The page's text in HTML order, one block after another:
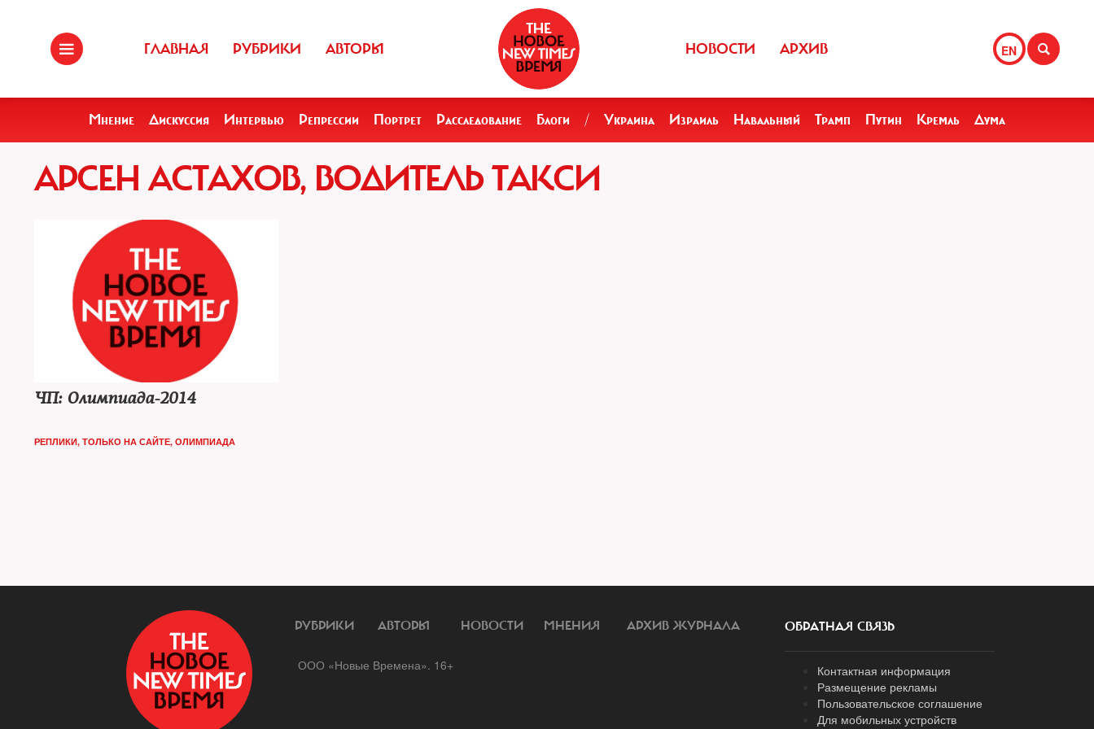
ГЛАВНАЯ РУБРИКИ АВТОРЫ EN
НОВОСТИ АРХИВ
Мнение Дискуссия Интервью Репрессии Портрет Расследование Блоги / Украина Израиль Навальный Трамп Путин Кремль Дума
АРСЕН АСТАХОВ, ВОДИТЕЛЬ ТАКСИ
ЧП: Олимпиада-2014
РЕПЛИКИ, ТОЛЬКО НА САЙТЕ, ОЛИМПИАДА
РУБРИКИ АВТОРЫ НОВОСТИ МНЕНИЯ АРХИВ ЖУРНАЛА
ООО «Новые Времена». 16+
ОБРАТНАЯ СВЯЗЬ
Контактная информация
Размещение рекламы
Пользовательское соглашение
Для мобильных устройств